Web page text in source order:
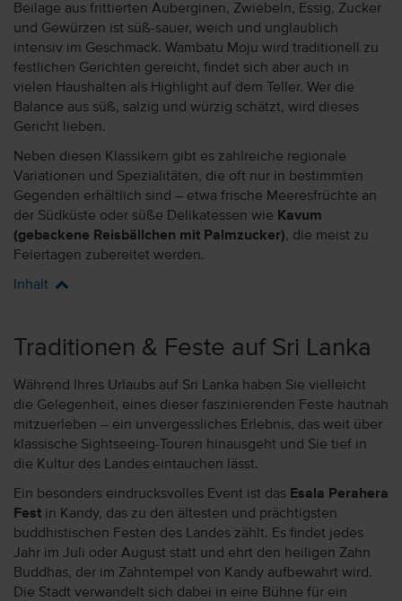
Beilage aus frittierten Auberginen, Zwiebeln, Essig, Zucker
und Gewürzen ist süß-sauer, weich und unglaublich
intensiv im Geschmack. Wambatu Moju wird traditionell zu
festlichen Gerichten gereicht, findet sich aber auch in
vielen Haushalten als Highlight auf dem Teller. Wer die
Balance aus süß, salzig und würzig schätzt, wird dieses
Gericht lieben.
Neben diesen Klassikern gibt es zahlreiche regionale
Variationen und Spezialitäten, die oft nur in bestimmten
Gegenden erhältlich sind – etwa frische Meeresfrüchte an
der Südküste oder süße Delikatessen wie Kavum
(gebackene Reisbällchen mit Palmzucker), die meist zu
Feiertagen zubereitet werden.
Inhalt
Traditionen & Feste auf Sri Lanka
Während Ihres Urlaubs auf Sri Lanka haben Sie vielleicht
die Gelegenheit, eines dieser faszinierenden Feste hautnah
mitzuerleben – ein unvergessliches Erlebnis, das weit über
klassische Sightseeing-Touren hinausgeht und Sie tief in
die Kultur des Landes eintauchen lässt.
Ein besonders eindrucksvolles Event ist das Esala Perahera
Fest in Kandy, das zu den ältesten und prächtigsten
buddhistischen Festen des Landes zählt. Es findet jedes
Jahr im Juli oder August statt und ehrt den heiligen Zahn
Buddhas, der im Zahntempel von Kandy aufbewahrt wird.
Die Stadt verwandelt sich dabei in eine Bühne für ein